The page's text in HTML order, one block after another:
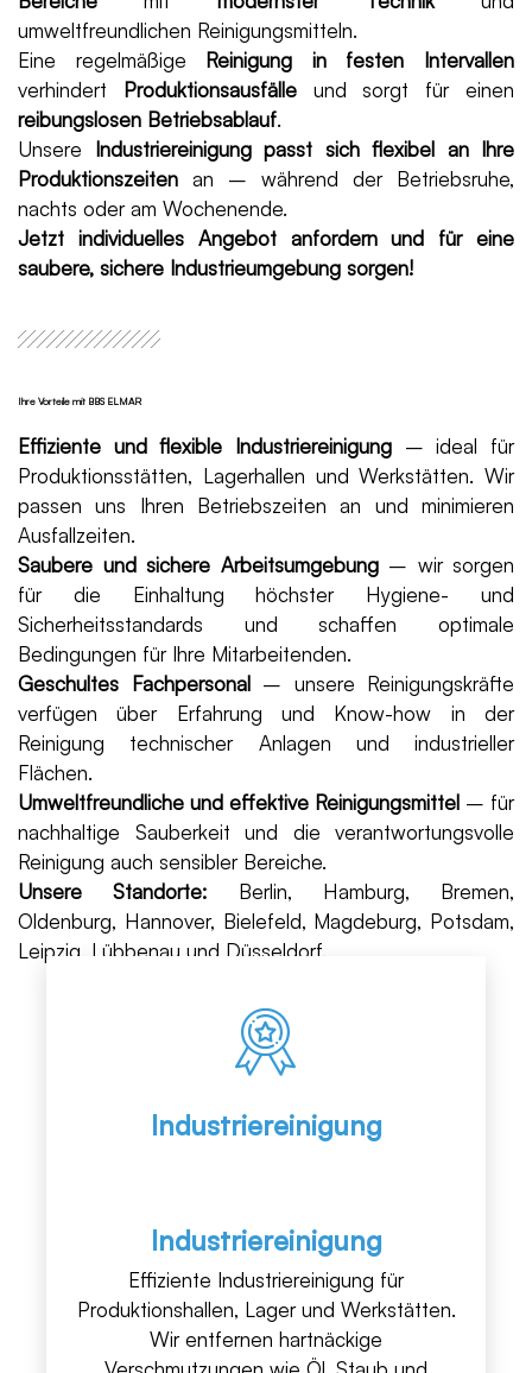
umweltfreundlichen Reinigungsmitteln.
Eine regelmäßige Reinigung in festen Intervallen
verhindert
Produktionsausfälleund sorgt für einen
reibungslosen Betriebsablauf.
Unsere
Industriereinigung passt sich flexibel an Ihre
Produktionszeiten an – während der Betriebsruhe,
nachts oder am Wochenende.
Jetzt individuelles Angebot anfordern und für eine
saubere, sichere Industrieumgebung sorgen!
Ihre Vorteile mit BBS ELMAR
Effiziente und flexible Industriereinigung – ideal für
Produktionsstätten, Lagerhallen und Werkstätten. Wir
passen uns Ihren Betriebszeiten an und minimieren
Ausfallzeiten.
Saubere und sichere Arbeitsumgebung– wir sorgen
für die Einhaltung höchster Hygiene- und
Sicherheitsstandards und schaffen optimale
Bedingungen für Ihre Mitarbeitenden.
Geschultes Fachpersonal– unsere Reinigungskräfte
verfügen über Erfahrung und Know-how in der
Reinigung technischer Anlagen und industrieller
Flächen.
Umweltfreundliche und effektive Reinigungsmittel – für
nachhaltige Sauberkeit und die verantwortungsvolle
Reinigung auch sensibler Bereiche.
Unsere Standorte: Berlin, Hamburg, Bremen,
Oldenburg, Hannover, Bielefeld, Magdeburg, Potsdam,
Leipzig, Lübbenau und Düsseldorf.
Industriereinigung
Industriereinigung
Effiziente Industriereinigung für
Produktionshallen, Lager und Werkstätten.
Wir entfernen hartnäckige